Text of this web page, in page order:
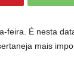
É nesta
mais